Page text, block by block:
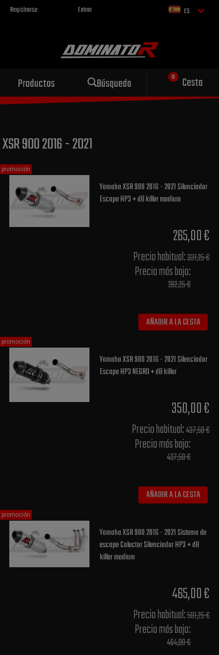
Registrarse Entrar ES
Productos Búsqueda Cesta
Escape deportivo
para tu motocicleta
XSR 900 2016 - 2021
Yamaha XSR 900 2016 - 2021 Silenciador
Escape HP3 + dB killer medium
265,00 €
Precio habitual​:331,25 €
Precio más bajo​:
282,25 €
AÑADIR A LA CESTA
promoción
Yamaha XSR 900 2016 - 2021 Silenciador
Escape HP3 NEGRO + dB killer
350,00 €
Precio habitual​:437,50 €
Precio más bajo​:
437,50 €
AÑADIR A LA CESTA
promoción
Yamaha XSR 900 2016 - 2021 Sistema de
escape Colector Silenciador HP3 + dB
killer medium
465,00 €
Precio habitual​:581,25 €
Precio más bajo​:
464,00 €
promoción